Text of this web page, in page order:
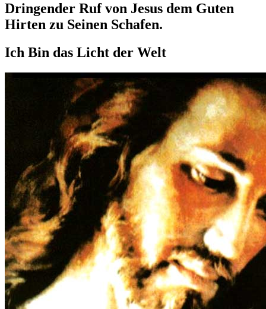
Dringender Ruf von Jesus dem Guten
Hirten zu Seinen Schafen.
Ich Bin das Licht der Welt